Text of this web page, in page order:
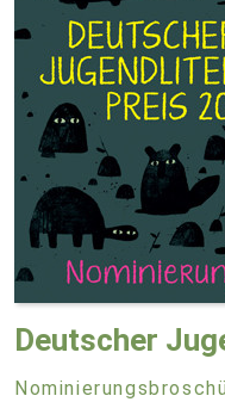
Deutscher